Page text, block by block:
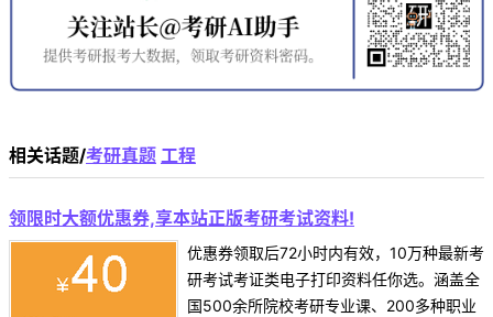
相关话题/考研真题 工程
领限时大额优惠券,享本站正版考研考试资料!
优惠券领取后72小时内有效，10万种最新考
研考试考证类电子打印资料任你选。涵盖全
国500余所院校考研专业课、200多种职业